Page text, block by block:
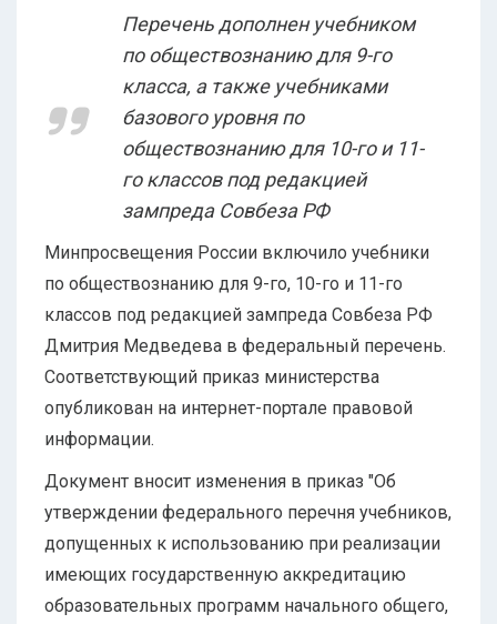
Перечень дополнен учебником
по обществознанию для 9-го
класса, а также учебниками
базового уровня по
обществознанию для 10-го и 11-
го классов под редакцией
зампреда Совбеза РФ
Минпросвещения России включило учебники
по обществознанию для 9-го, 10-го и 11-го
классов под редакцией зампреда Совбеза РФ
Дмитрия Медведева в федеральный перечень.
Соответствующий приказ министерства
опубликован на интернет-портале правовой
информации.
Документ вносит изменения в приказ "Об
утверждении федерального перечня учебников,
допущенных к использованию при реализации
имеющих государственную аккредитацию
образовательных программ начального общего,